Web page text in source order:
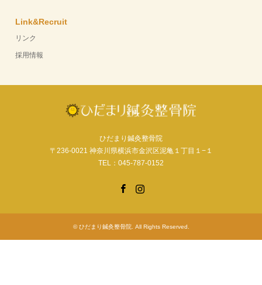
Link&Recruit
リンク
採用情報
ひだまり鍼灸整骨院
〒236-0021 神奈川県横浜市金沢区泥亀１丁目１−１
TEL：045-787-0152
©ひだまり鍼灸整骨院. All Rights Reserved.